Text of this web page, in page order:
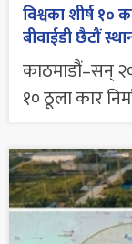
विश्वका शीर्ष १०
बीवाईडी छैटौं
काठमाडौं–सन्
१० ठूला कार